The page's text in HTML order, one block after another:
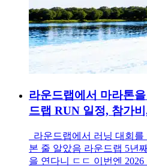
라운드랩에서 마라톤
드랩 RUN 일정, 참가
라운드랩에서 러닝 대회
본 줄 알았음 라운드랩 5년
을 연다니 ㄷㄷ 이번엔